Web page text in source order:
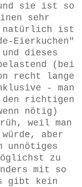
und sie ist so
sehr
natürlich ist
Eierkuchen"
dieses
(bei
recht lange
- man
den richtigen
nötig)
weil man
aber
unnötiges
zu
mit so
gibt kein